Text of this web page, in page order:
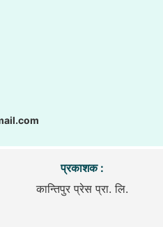
प्रकाशक :
कान्तिपुर प्रेस प्रा. लि.